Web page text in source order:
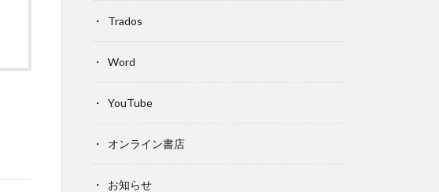
Trados
Word
YouTube
オンライン書店
お知らせ